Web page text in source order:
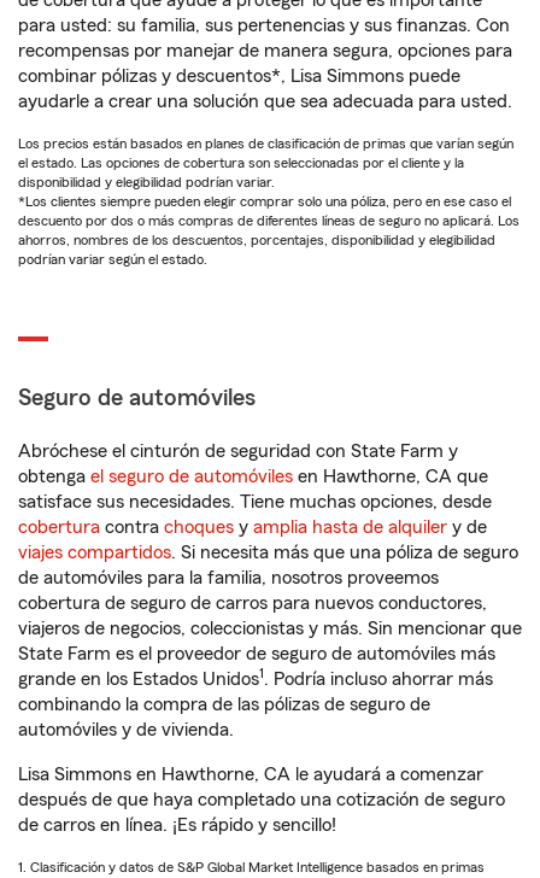
para usted: su familia, sus pertenencias y sus finanzas. Con
recompensas por manejar de manera segura, opciones para
combinar pólizas y descuentos*, Lisa Simmons puede
ayudarle a crear una solución que sea adecuada para usted.
Los precios están basados en planes de clasificación de primas que varían según
el estado. Las opciones de cobertura son seleccionadas por el cliente y la
disponibilidad y elegibilidad podrían variar.
*Los clientes siempre pueden elegir comprar solo una póliza, pero en ese caso el
descuento por dos o más compras de diferentes líneas de seguro no aplicará. Los
ahorros, nombres de los descuentos, porcentajes, disponibilidad y elegibilidad
podrían variar según el estado.
Seguro de automóviles
Abróchese el cinturón de seguridad con State Farm y
obtenga el seguro de automóviles en Hawthorne, CA que
satisface sus necesidades. Tiene muchas opciones, desde
cobertura contra choques y amplia hasta de alquiler y de
viajes compartidos. Si necesita más que una póliza de seguro
de automóviles para la familia, nosotros proveemos
cobertura de seguro de carros para nuevos conductores,
viajeros de negocios, coleccionistas y más. Sin mencionar que
State Farm es el proveedor de seguro de automóviles más
grande en los Estados Unidos1. Podría incluso ahorrar más
combinando la compra de las pólizas de seguro de
automóviles y de vivienda.
Lisa Simmons en Hawthorne, CA le ayudará a comenzar
después de que haya completado una cotización de seguro
de carros en línea. ¡Es rápido y sencillo!
1. Clasificación y datos de S&P Global Market Intelligence basados en primas